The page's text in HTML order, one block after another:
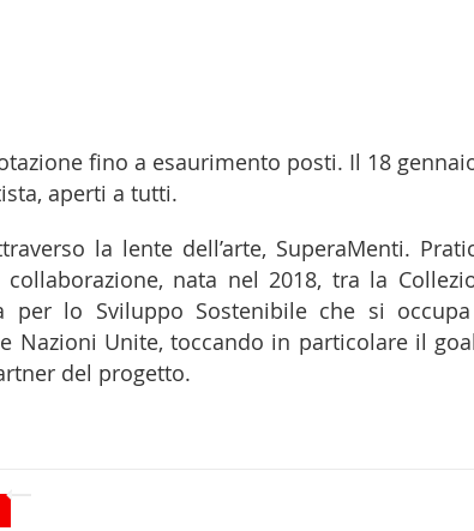
fino a esaurimento posti. Il 18
aperti a tutti.
la lente dell’arte, SuperaMenti.
nata nel 2018, tra la
per lo Sviluppo Sostenibile che si
Nazioni Unite, toccando in particolare il
del progetto.